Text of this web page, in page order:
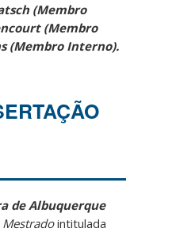
(Membro
(Membro
(Membro Interno).
de Albuquerque
Mestradointitulada